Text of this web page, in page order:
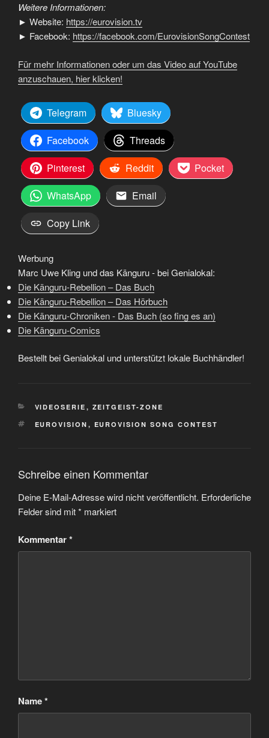
Weitere Informationen:
► Website: https://eurovision.tv
► Facebook: https://facebook.com/EurovisionSongContest
Für mehr Informationen oder um das Video auf YouTube
anzuschauen, hier klicken!
Telegram
Bluesky
Facebook
Threads
Pinterest
Reddit
Pocket
WhatsApp
Email
Copy Link
Werbung
Marc Uwe Kling und das Känguru - bei Genialokal:
Die Känguru-Rebellion – Das Buch
Die Känguru-Rebellion – Das Hörbuch
Die Känguru-Chroniken - Das Buch (so fing es an)
Die Känguru-Comics
Bestellt bei Genialokal und unterstützt lokale Buchhändler!
KATEGORIEN
VIDEOSERIE , ZEITGEIST-ZONE
SCHLAGWÖRTER
EUROVISION , EUROVISION SONG CONTEST
Schreibe einen Kommentar
Deine E-Mail-Adresse wird nicht veröffentlicht. Erforderliche
Felder sind mit* markiert
Kommentar*
Name*